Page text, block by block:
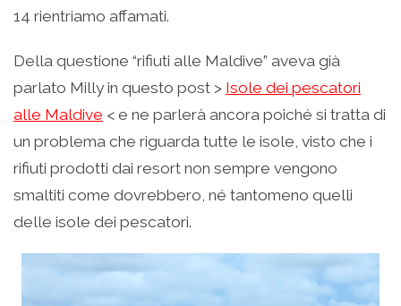
14 rientriamo affamati.
Della questione “rifiuti alle Maldive” aveva già
parlato Milly in questo post > Isole dei pescatori
alle Maldive < e ne parlerà ancora poiché si tratta di
un problema che riguarda tutte le isole, visto che i
rifiuti prodotti dai resort non sempre vengono
smaltiti come dovrebbero, né tantomeno quelli
delle isole dei pescatori.